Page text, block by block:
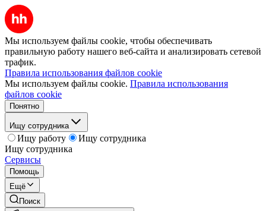
Мы используем файлы cookie, чтобы обеспечивать
правильную работу нашего веб-сайта и анализировать сетевой
трафик.
Правила использования файлов cookie
Мы используем файлы cookie. Правила использования
файлов cookie
Понятно
Ищу сотрудника
Ищу работу
Ищу сотрудника
Ищу сотрудника
Сервисы
Помощь
Ещё
Поиск